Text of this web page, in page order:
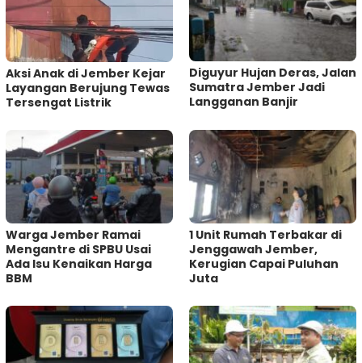
Aksi Anak di Jember Kejar
Layangan Berujung Tewas
Tersengat Listrik
Diguyur Hujan Deras, Jalan
Sumatra Jember Jadi
Langganan Banjir
Warga Jember Ramai
Mengantre di SPBU Usai
Ada Isu Kenaikan Harga
BBM
1 Unit Rumah Terbakar di
Jenggawah Jember,
Kerugian Capai Puluhan
Juta